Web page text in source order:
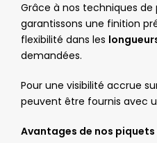
Grâce à nos techniques
garantissons une finition
flexibilité dans les
demandées.
Pour une visibilité accrue
peuvent être fournis avec
Avantages de nos piquets